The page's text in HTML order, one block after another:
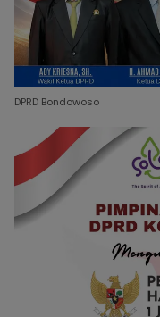
DPRD Bondowoso